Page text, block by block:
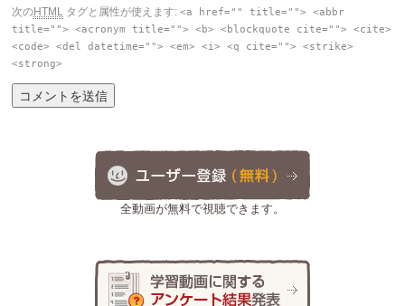
次のHTML タグと属性が使えます:<a href="" title=""> <abbr
title=""> <acronym title=""> <b> <blockquote cite=""> <cite>
<code> <del datetime=""> <em> <i> <q cite=""> <strike>
<strong>
全動画が無料で視聴できます。